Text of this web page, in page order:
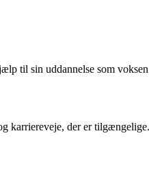
til sin uddannelse som
karriereveje, der er